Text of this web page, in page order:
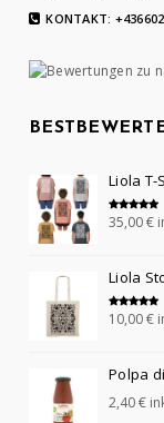
KONTAKT:
Liola T-
Bewertet
5.00
35,00€
Liola
Bewertet
5.00
10,00€
Polpa
2,40€